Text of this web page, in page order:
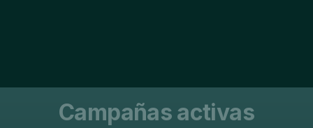
Campañas activas